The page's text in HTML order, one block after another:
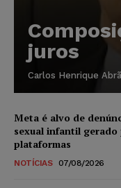
juros
Carlos Henrique
Meta é alvo de
sexual infantil gerado
plataformas
NOTÍCIAS 07/08/2026